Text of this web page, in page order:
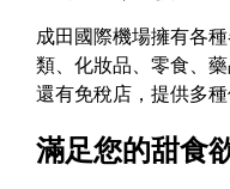
成田國際機場擁有各
類、化妝品、零食、
還有免稅店，提供多種
滿足您的甜食